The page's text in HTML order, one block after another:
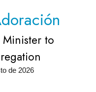
to
de 2026